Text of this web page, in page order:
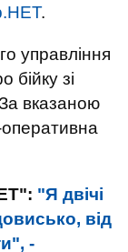
.
управління
бійку зі
вказаною
"Я двічі
від
-